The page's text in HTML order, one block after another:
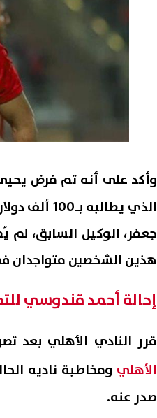
وأكد على أنه تم فرض
الذي
جعفر، الوكيل السابق، لم
هذين الشخصين متواجدان
إحالة أحمد قندوسي
قرر النادي الأهلي بعد
الأهلي ومخاطبة ناديه
صدر عنه.